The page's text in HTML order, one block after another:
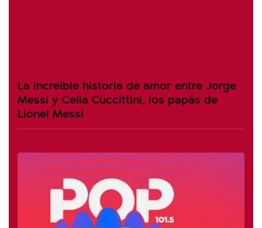
La increíble historia de amor entre Jorge
Messi y Celia Cuccittini, los papás de
Lionel Messi